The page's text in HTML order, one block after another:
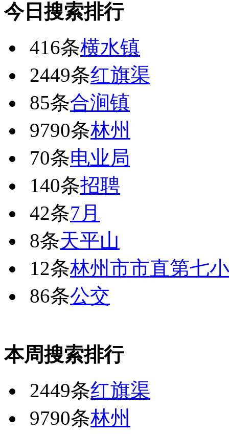
今日搜索排行
416条横水镇
2449条红旗渠
85条合涧镇
9790条林州
70条电业局
140条招聘
42条7月
8条天平山
12条林州市市直第七
86条公交
本周搜索排行
2449条红旗渠
9790条林州